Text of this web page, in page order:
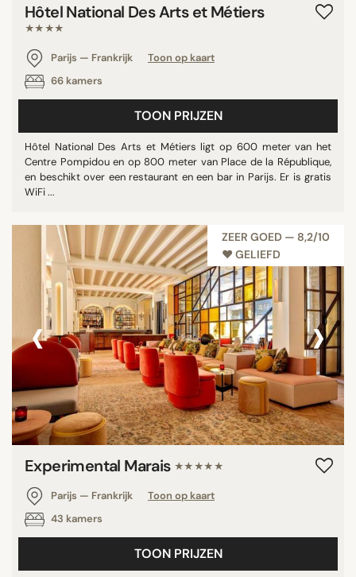
Hôtel National Des Arts et Métiers
★★★★
Parijs — Frankrijk
Toon op kaart
66 kamers
TOON PRIJZEN
Hôtel National Des Arts et Métiers ligt op 600 meter van het
Centre Pompidou en op 800 meter van Place de la République,
en beschikt over een restaurant en een bar in Parijs. Er is gratis
WiFi ...
ZEER GOED — 8,2/10
♥︎ GELIEFD
‹ ›
Experimental Marais ★★★★★
Parijs — Frankrijk
Toon op kaart
43 kamers
TOON PRIJZEN